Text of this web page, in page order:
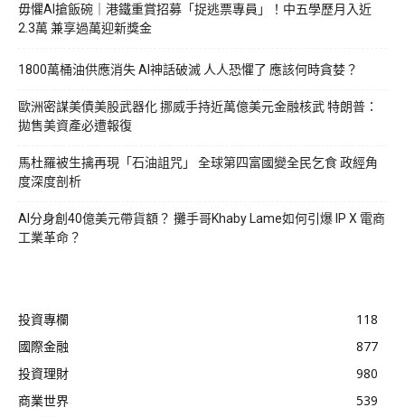
毋懼AI搶飯碗｜港鐵重賞招募「捉逃票專員」！中五學歷月入近
2.3萬 兼享過萬迎新獎金
1800萬桶油供應消失 AI神話破滅 人人恐懼了 應該何時貪婪？
歐洲密謀美債美股武器化 挪威手持近萬億美元金融核武 特朗普：
拋售美資產必遭報復
馬杜羅被生擒再現「石油詛咒」 全球第四富國變全民乞食 政經角
度深度剖析
AI分身創40億美元帶貨額？ 攤手哥Khaby Lame如何引爆 IP X 電商
工業革命？
投資專欄
118
國際金融
877
投資理財
980
商業世界
539